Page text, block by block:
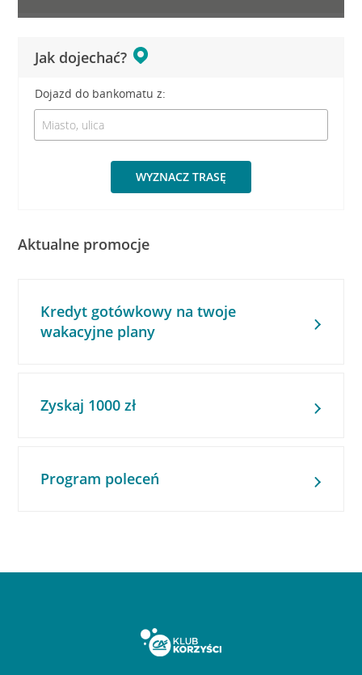
Jak dojechać?
Dojazd do bankomatu z:
WYZNACZ TRASĘ
Aktualne promocje
Kredyt gotówkowy na twoje
wakacyjne plany
Zyskaj 1000 zł
Program poleceń